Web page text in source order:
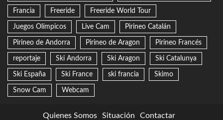
Francia Freeride Freeride World Tour
Juegos Olímpicos Live Cam Pirineo Catalán
Pirineo de Andorra Pirineo de Aragon Pirineo Francés
reportaje Ski Andorra Ski Aragon Ski Catalunya
Ski España Ski France ski francia Skimo
Snow Cam Webcam
Quienes Somos Situación
Contactar